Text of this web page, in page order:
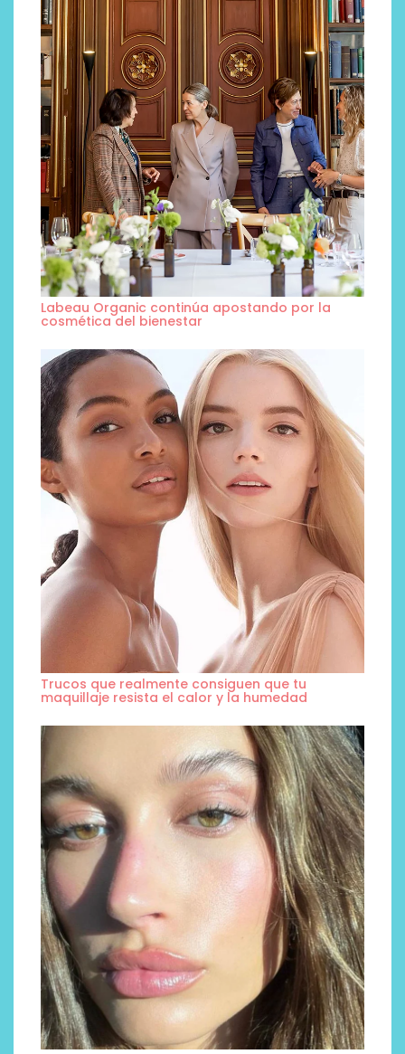
Labeau Organic continúa apostando por la
cosmética del bienestar
Trucos que realmente consiguen que tu
maquillaje resista el calor y la humedad